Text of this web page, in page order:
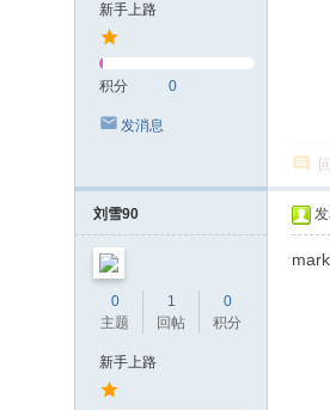
新手上路
积分 0
发消息
刘雪90
0
主题
1
回帖
0
积分
新手上路